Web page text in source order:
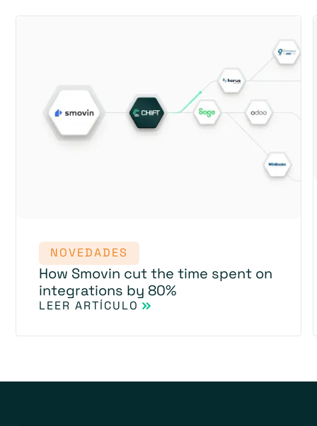
NOVEDADES
How Smovin cut the time spent on
integrations by 80%
LEER ARTÍCULO